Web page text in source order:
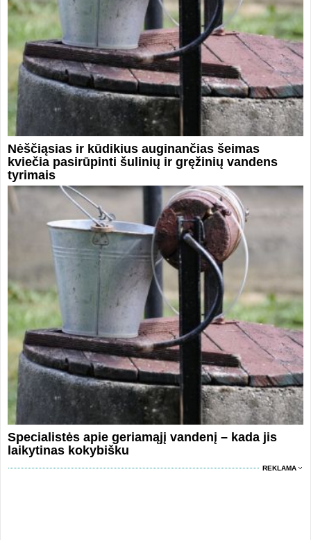
Nėščiąsias ir kūdikius auginančias šeimas
kviečia pasirūpinti šulinių ir gręžinių vandens
tyrimais
Specialistės apie geriamąjį vandenį – kada jis
laikytinas kokybišku
REKLAMA